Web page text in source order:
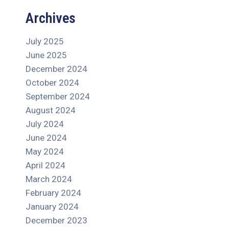
Archives
July 2025
June 2025
December 2024
October 2024
September 2024
August 2024
July 2024
June 2024
May 2024
April 2024
March 2024
February 2024
January 2024
December 2023